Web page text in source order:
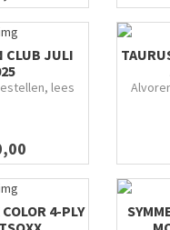
CLUB JULI
lees
4-PLY